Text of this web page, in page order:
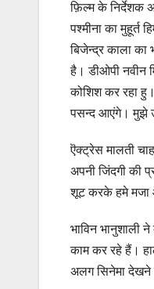
फ़िल्म के निर्देशक
पश्मीना का मुहूर्त
बिजेन्द्र काला
है। डीओपी नवीन
कोशिश कर रहा
पसन्द आएंगे। मुझे
ऎक्ट्रेस मालती
अपनी जिंदगी की
शूट करके हमे मजा
भाविन भानुशाली
काम कर रहे हैं।
अलग सिनेमा देखने